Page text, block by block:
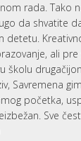
rada. Tako
da shvatite
detetu.
ali
školu
Savremena
početka,
Sve